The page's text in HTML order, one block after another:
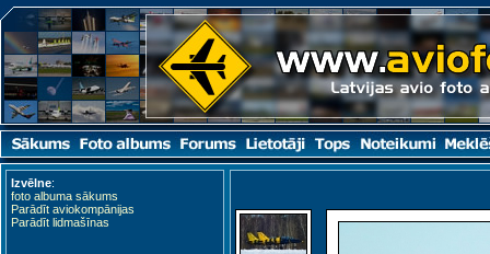
Izvēlne:
foto albuma sākums
Parādīt aviokompānijas
Parādīt lidmašīnas